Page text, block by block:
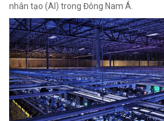
nhân tạo (AI) trong Đông Nam Á.